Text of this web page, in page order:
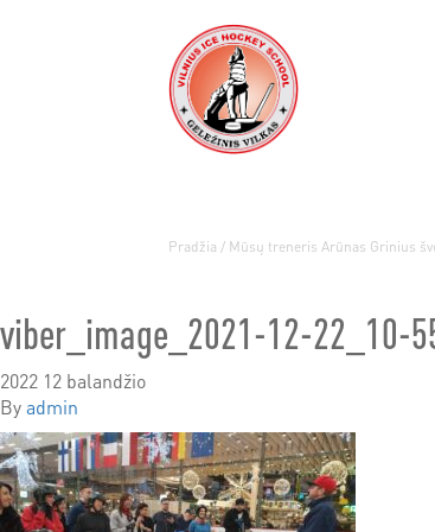
Pradžia / Mūsų treneris Arūnas Grinius
viber_image_2021-12-22_10-
2022 12 balandžio
Byadmin